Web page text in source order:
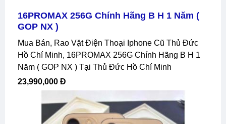
16PROMAX 256G Chính Hãng B H 1 Năm (
GOP NX )
Mua Bán, Rao Vặt Điện Thoại Iphone Cũ Thủ Đức
Hồ Chí Minh, 16PROMAX 256G Chính Hãng B H 1
Năm ( GOP NX ) Tại Thủ Đức Hồ Chí Minh
23,990,000 Đ